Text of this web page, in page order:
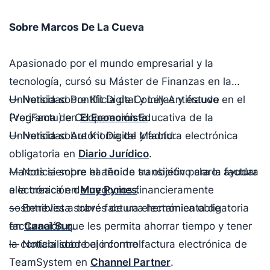
Sobre Marcos De La Cueva
Apasionado por el mundo empresarial y la
tecnología, cursó su Máster de Finanzas en la
Universidad Pontificia de Comillas y estuvo en el
Programa de Cooperación Educativa de la
Universidad Autónoma de Madrid.
Marcos siempre ha tenido su objetivo claro: ayudar
a la creación de negocios financieramente
sostenibles a través de una herramienta de
facturación que les permita ahorrar tiempo y tener
la contabilidad bajo control.
— Noticia sobre Kit Digital y Ley Antifraude
(VeriFactu) enEl Economista.
— Noticia sobre Kit Digital y factura electrónica
obligatoria en Diario Jurídico.
— Noticia sobre el año de transición para la factura
electrónica enMuy Pymes.
— Entrevista sobre factura electrónica obligatoria
enCanal Sur.
— Noticia sobre el informe factura electrónica de
TeamSystem en Channel Partner.